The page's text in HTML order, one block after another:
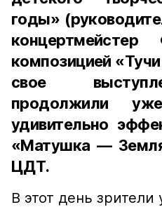
годы»
композицией
свое
продолжили
удивительно
«Матушка —
ЦДТ.
В этот день